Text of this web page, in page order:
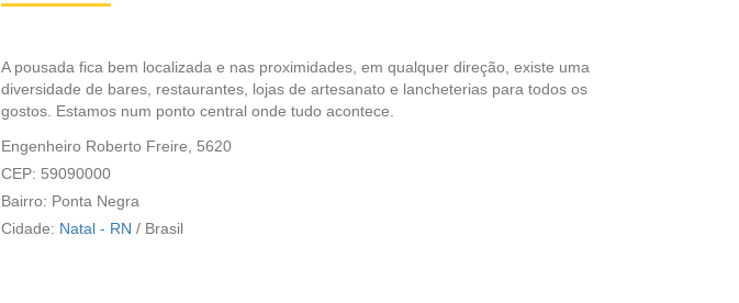
A pousada fica bem localizada e nas proximidades, em qualquer direção, existe uma
diversidade de bares, restaurantes, lojas de artesanato e lancheterias para todos os
gostos. Estamos num ponto central onde tudo acontece.
Engenheiro Roberto Freire, 5620
CEP: 59090000
Bairro: Ponta Negra
Cidade: Natal - RN / Brasil